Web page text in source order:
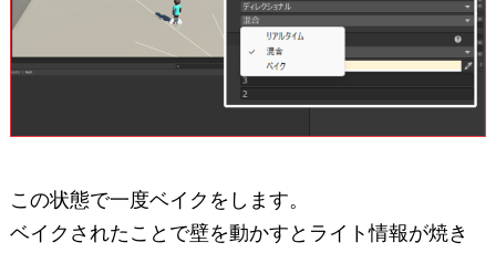
この状態で一度ベイクをします。
ベイクされたことで壁を動かすとライト情報が焼き